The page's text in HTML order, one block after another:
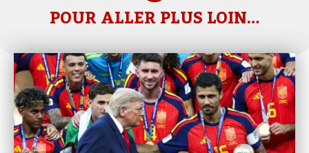
POUR ALLER PLUS LOIN…